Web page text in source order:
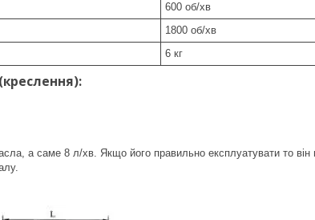
600 об/хв
1800 об/хв
6 кг
а саме 8 л/хв. Якщо його правильно експлуатувати то